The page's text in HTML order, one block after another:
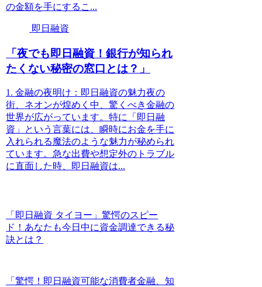
の金額を手にするこ...
即日融資
「夜でも即日融資！銀行が知られ
たくない秘密の窓口とは？」
1. 金融の夜明け：即日融資の魅力夜の
街、ネオンが煌めく中、驚くべき金融の
世界が広がっています。特に「即日融
資」という言葉には、瞬時にお金を手に
入れられる魔法のような魅力が秘められ
ています。急な出費や想定外のトラブル
に直面した時、即日融資は...
「即日融資 タイヨー」驚愕のスピー
ド！あなたも今日中に資金調達できる秘
訣とは？
「驚愕！即日融資可能な消費者金融、知